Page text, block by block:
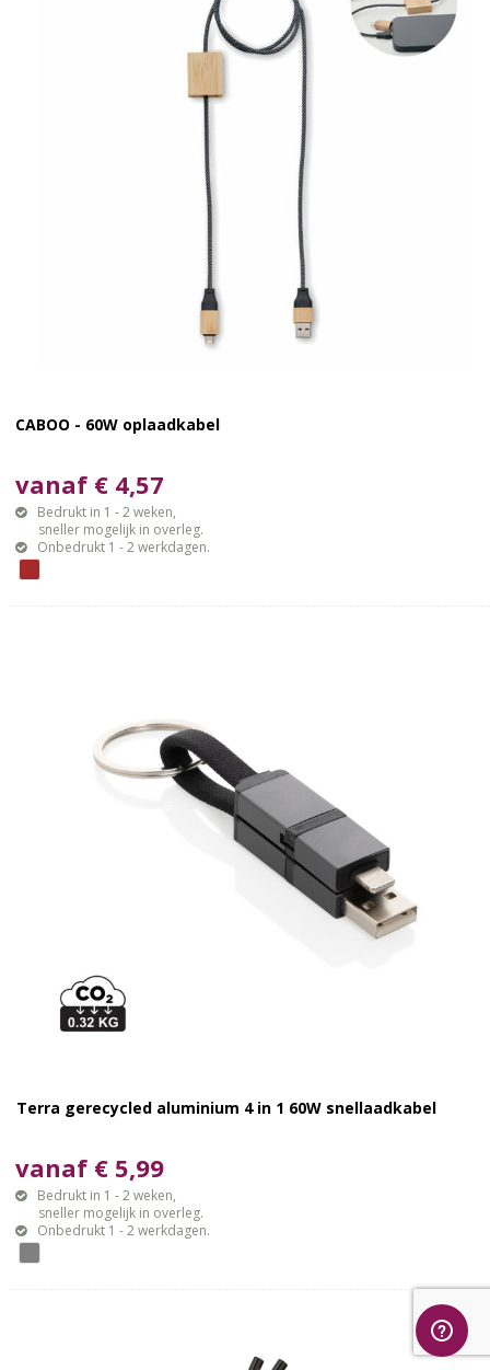
CABOO - 60W oplaadkabel
vanaf € 4,57
Bedrukt in 1 - 2 weken,
sneller mogelijk in overleg.
Onbedrukt 1 - 2 werkdagen.
Terra gerecycled aluminium 4 in 1 60W snellaadkabel
vanaf € 5,99
Bedrukt in 1 - 2 weken,
sneller mogelijk in overleg.
Onbedrukt 1 - 2 werkdagen.